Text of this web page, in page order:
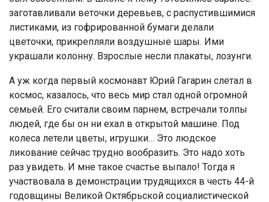
заготавливали веточки деревьев, с распустившимися
листиками, из гофрированной бумаги делали
цветочки, прикрепляли воздушные шары. Ими
украшали колонну. Взрослые несли плакаты, лозунги.
А уж когда первый космонавт Юрий Гагарин слетал в
космос, казалось, что весь мир стал одной огромной
семьей. Его считали своим парнем, встречали толпы
людей, где бы он ни ехал в открытой машине. Под
колеса летели цветы, игрушки… Это людское
ликование сейчас трудно вообразить. Это надо хоть
раз увидеть. И мне такое счастье выпало! Тогда я
участвовала в демонстрации трудящихся в честь 44-й
годовщины Великой Октябрьской социалистической